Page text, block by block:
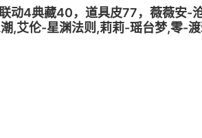
动4典藏40，道具皮77，薇薇安-
,艾伦-星渊法则,莉莉-瑶台梦,零-
吹雪,薇薇安-雪莉杨,爱丽丝-梨花诗